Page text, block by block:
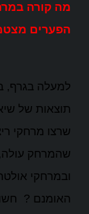
מה קורה
הפערים
למעלה בגרף,
תוצאות של
שרצו מרחקי
שהמרחק
ובמרחקי
האומנם ?